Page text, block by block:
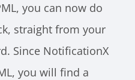
you can now do
straight from your
Since NotificationX
you will find a